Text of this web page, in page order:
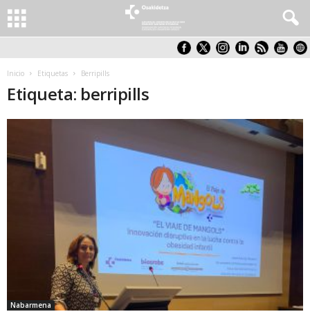
Inicio Etiquetas Berripills
Etiqueta: berripills
Nabarmena